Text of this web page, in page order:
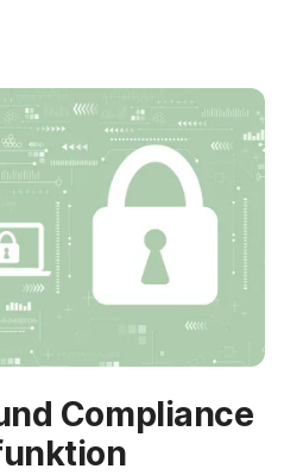
Compliance